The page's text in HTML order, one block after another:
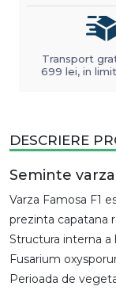
Transport
699 lei, in
DESCRIERE
Seminte
Varza Famosa F1
prezinta capatana
Structura interna a
Fusarium
Perioada de